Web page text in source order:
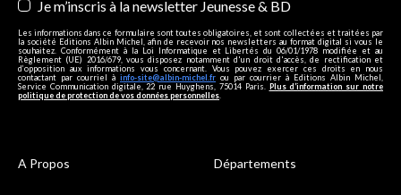
Je m’inscris à la newsletter Jeunesse & BD
Les informations dans ce formulaire sont toutes obligatoires, et sont collectées et traitées par
la société Editions Albin Michel, afin de recevoir nos newsletters au format digital si vous le
souhaitez. Conformément à la Loi Informatique et Libertés du 06/01/1978 modifiée et au
Règlement (UE) 2016/679, vous disposez notamment d'un droit d'accès, de rectification et
d’opposition aux informations vous concernant. Vous pouvez exercer ces droits en nous
contactant par courriel à info-site@albin-michel.fr ou par courrier à Editions Albin Michel,
Service Communication digitale, 22 rue Huyghens, 75014 Paris. Plus d’information sur notre
politique de protection de vos données personnelles
A Propos Départements